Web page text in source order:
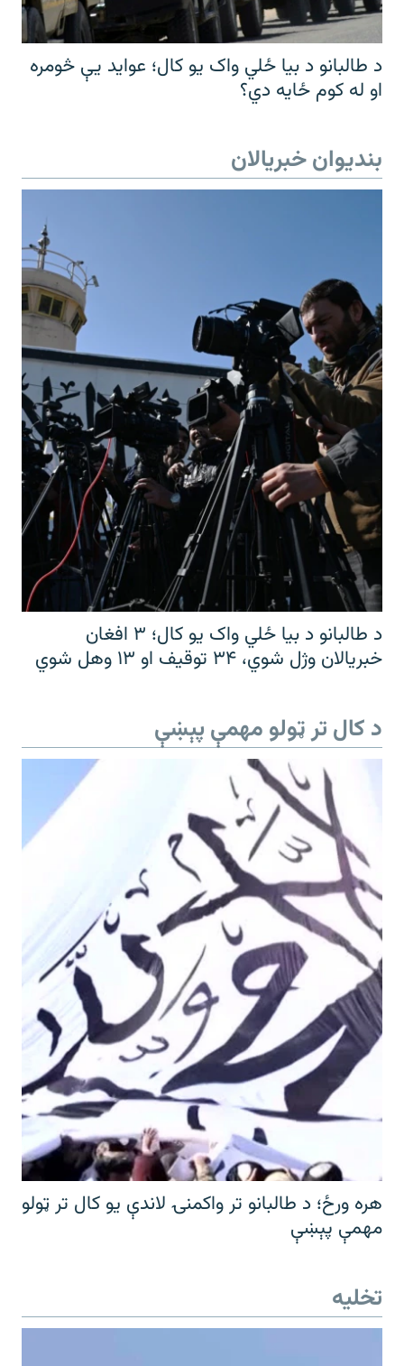
د طالبانو د بیا ځلي واک یو کال؛ عواید یې څومره
او له کوم ځایه دي؟
بندیوان خبریالان
د طالبانو د بیا ځلي واک یو کال؛ ۳ افغان
خبریالان وژل شوي، ۳۴ توقیف او ۱۳ وهل شوي
د کال تر ټولو مهمې پېښې
هره ورځ؛ د طالبانو تر واکمنۍ لاندې یو کال تر ټولو
مهمې پېښې
تخلیه